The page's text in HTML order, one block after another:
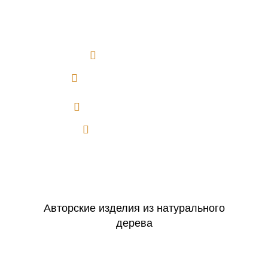
Авторские изделия из натурального
дерева